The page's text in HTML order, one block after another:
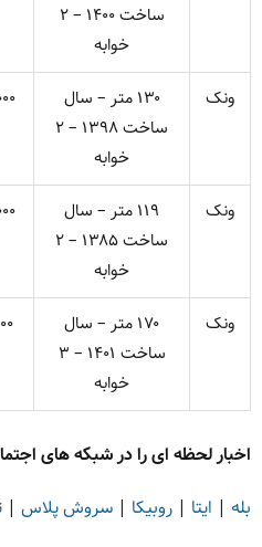
ساخت ۱۴۰۰ – ۲
خوابه
ونک
۱۳۰ متر – سال
ساخت ۱۳۹۸ – ۲
خوابه
ونک
۱۱۹ متر – سال
ساخت ۱۳۸۵ – ۲
خوابه
ونک
۱۷۰ متر – سال
ساخت ۱۴۰۱ – ۳
خوابه
اخبار لحظه ای را در شبکه های
بله | ایتا | روبیکا | سروش پلاس |